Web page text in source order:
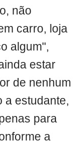
não
carro, loja
algum",
estar
de nenhum
a estudante,
para
a